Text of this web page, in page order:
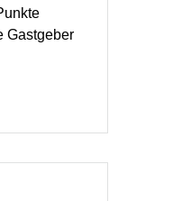
Gastgeber